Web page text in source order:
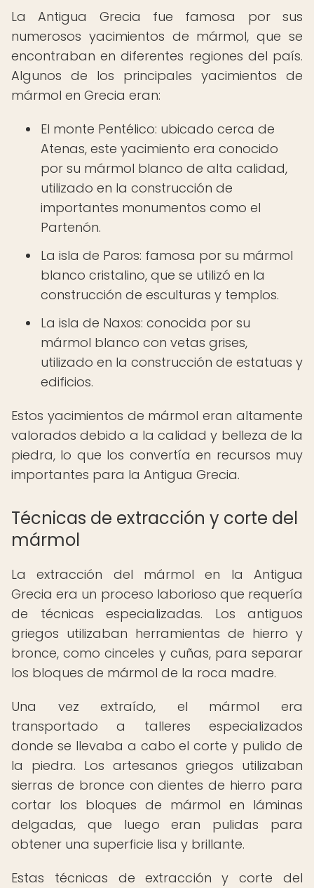
La Antigua Grecia fue famosa por sus
numerosos yacimientos de mármol, que se
encontraban en diferentes regiones del país.
Algunos de los principales yacimientos de
mármol en Grecia eran:
El monte Pentélico: ubicado cerca de
Atenas, este yacimiento era conocido
por su mármol blanco de alta calidad,
utilizado en la construcción de
importantes monumentos como el
Partenón.
La isla de Paros: famosa por su mármol
blanco cristalino, que se utilizó en la
construcción de esculturas y templos.
La isla de Naxos: conocida por su
mármol blanco con vetas grises,
utilizado en la construcción de estatuas y
edificios.
Estos yacimientos de mármol eran altamente
valorados debido a la calidad y belleza de la
piedra, lo que los convertía en recursos muy
importantes para la Antigua Grecia.
Técnicas de extracción y corte del
mármol
La extracción del mármol en la Antigua
Grecia era un proceso laborioso que requería
de técnicas especializadas. Los antiguos
griegos utilizaban herramientas de hierro y
bronce, como cinceles y cuñas, para separar
los bloques de mármol de la roca madre.
Una vez extraído, el mármol era
transportado a talleres especializados
donde se llevaba a cabo el corte y pulido de
la piedra. Los artesanos griegos utilizaban
sierras de bronce con dientes de hierro para
cortar los bloques de mármol en láminas
delgadas, que luego eran pulidas para
obtener una superficie lisa y brillante.
Estas técnicas de extracción y corte del